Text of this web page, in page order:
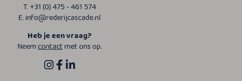
T. +31 (0) 475 - 461 574
E. info@rederijcascade.nl
Heb je een vraag?
Neemcontactmet ons op.